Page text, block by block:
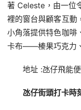
著 Celeste，由一位
裡的窗台與顧客互動
小角落提供特色咖啡
卡布——榛果巧克力
地址 :氹仔飛能
氹仔街頭打卡時